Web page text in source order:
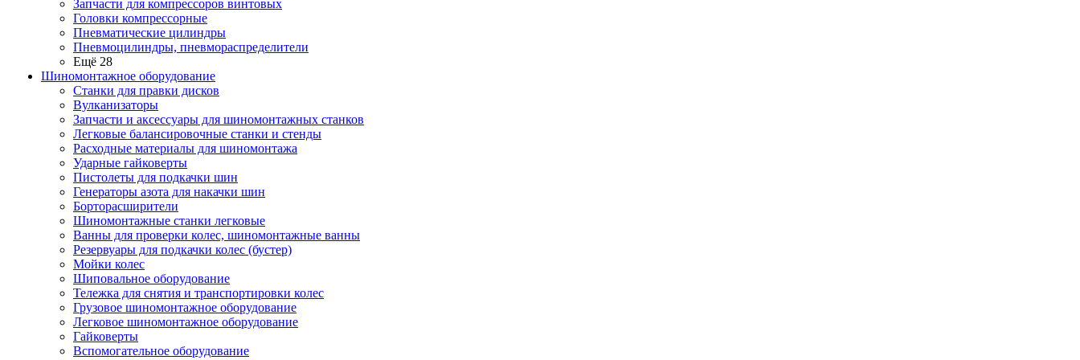
Запчасти для компрессоров винтовых
Головки компрессорные
Пневматические цилиндры
Пневмоцилиндры, пневмораспределители
Ещё 28
Шиномонтажное оборудование
Станки для правки дисков
Вулканизаторы
Запчасти и аксессуары для шиномонтажных станков
Легковые балансировочные станки и стенды
Расходные материалы для шиномонтажа
Ударные гайковерты
Пистолеты для подкачки шин
Генераторы азота для накачки шин
Борторасширители
Шиномонтажные станки легковые
Ванны для проверки колес, шиномонтажные ванны
Резервуары для подкачки колес (бустер)
Мойки колес
Шиповальное оборудование
Тележка для снятия и транспортировки колес
Грузовое шиномонтажное оборудование
Легковое шиномонтажное оборудование
Гайковерты
Вспомогательное оборудование